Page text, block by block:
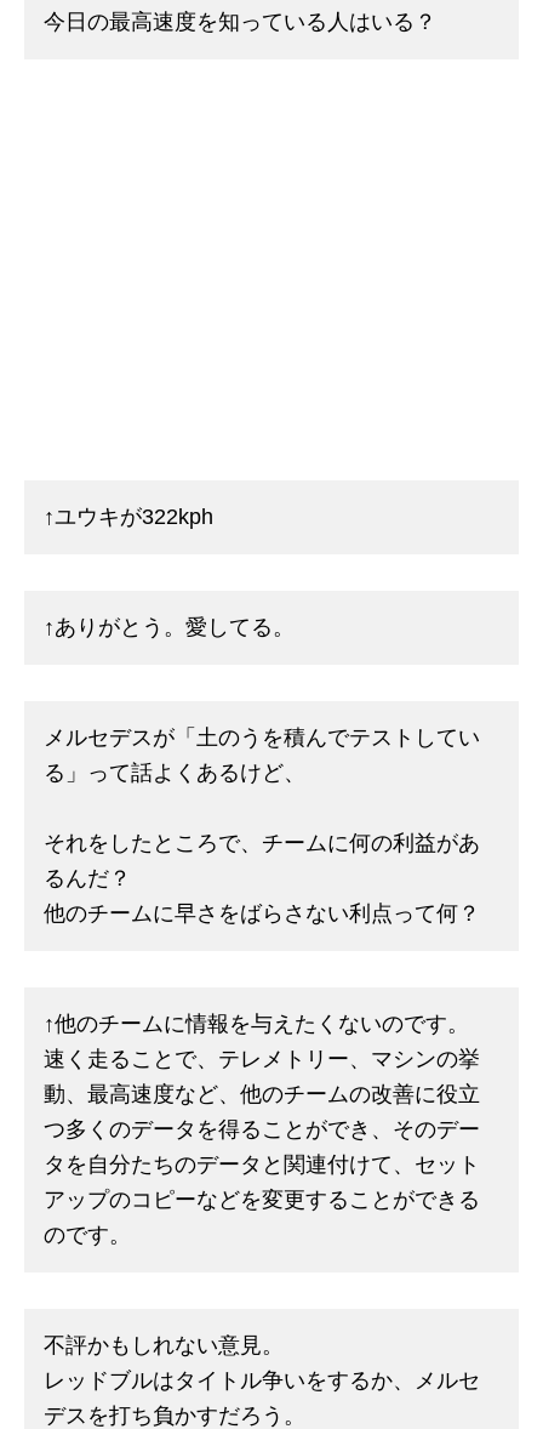
今日の最高速度を知っている人はいる？
↑ユウキが322kph
↑ありがとう。愛してる。
メルセデスが「土のうを積んでテストしてい
る」って話よくあるけど、
それをしたところで、チームに何の利益があ
るんだ？
他のチームに早さをばらさない利点って何？
↑他のチームに情報を与えたくないのです。
速く走ることで、テレメトリー、マシンの挙
動、最高速度など、他のチームの改善に役立
つ多くのデータを得ることができ、そのデー
タを自分たちのデータと関連付けて、セット
アップのコピーなどを変更することができる
のです。
不評かもしれない意見。
レッドブルはタイトル争いをするか、メルセ
デスを打ち負かすだろう。